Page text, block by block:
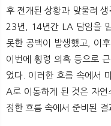
후 전개된 상황과 맞물려
23년, 14년간 LA 담임을
못한 공백이 발생했고, 이
이번에 횡령 의혹 등으로
었다. 이러한 흐름 속에서
A로 이동하게 된 것은 자
정한 흐름 속에서 준비된 결